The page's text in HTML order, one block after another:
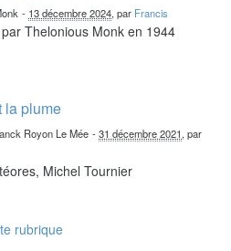
- 13 décembre 2024, par Francis
Thelonious Monk en 1944
la plume
Royon Le Mée -31 décembre 2021, par
Michel Tournier
rubrique